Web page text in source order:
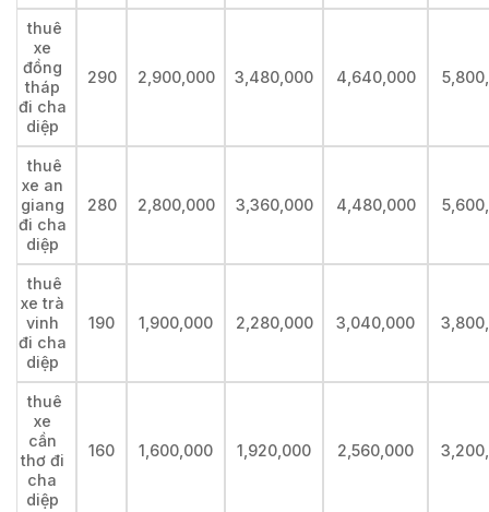
thuê
xe
đồng
tháp
đi cha
diệp
290 2,900,000 3,480,000 4,640,000
thuê
xe an
giang
đi cha
diệp
280 2,800,000 3,360,000 4,480,000
thuê
xe trà
vinh
đi cha
diệp
190 1,900,000 2,280,000 3,040,000
thuê
xe
cần
thơ đi
cha
diệp
160 1,600,000 1,920,000 2,560,000